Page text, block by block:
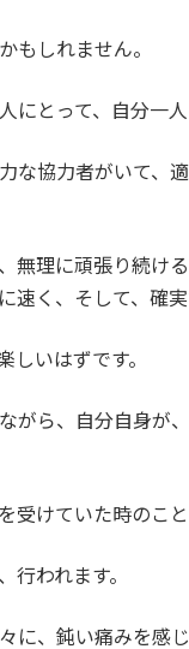
もしれません。
にとって、自分一
な協力者がいて、
無理に頑張り続け
速く、そして、確
しいはずです。
がら、自分自身が
受けていた時のこと
行われます。
に、鈍い痛みを感